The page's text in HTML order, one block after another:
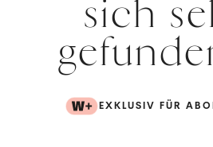
sich
EXKLUSIV FÜR